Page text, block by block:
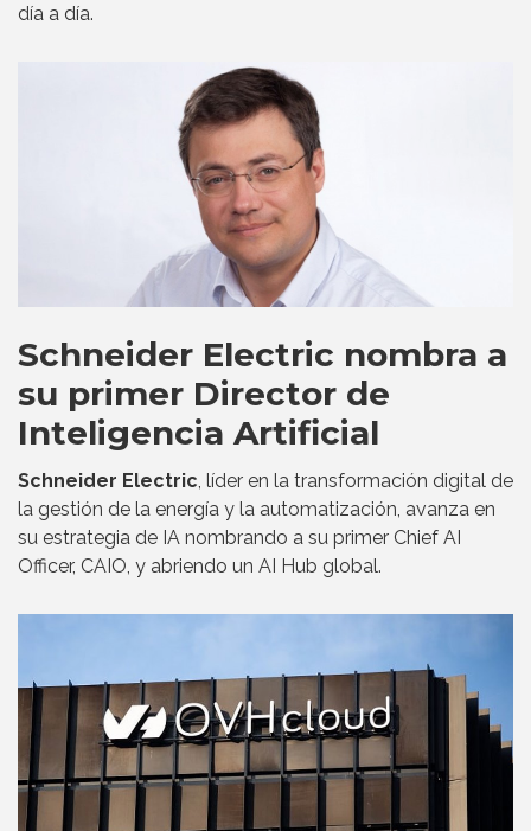
día a día.
Schneider Electric nombra a
su primer Director de
Inteligencia Artificial
Schneider Electric , líder en la transformación digital de
la gestión de la energía y la automatización, avanza en
su estrategia de IA nombrando a su primer Chief AI
Officer, CAIO, y abriendo un AI Hub global.